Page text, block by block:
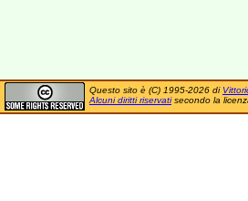
Questo sito è (C) 1995-2026 di
Alcuni diritti riservatisecondo la